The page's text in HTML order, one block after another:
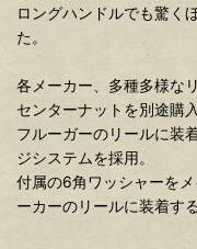
ロングハンドルでも驚く
た。
各メーカー、多種多様な
センターナットを別途購
フルーガーのリールに装
ジシステムを採用。
付属の6角ワッシャーを
ーカーのリールに装着す